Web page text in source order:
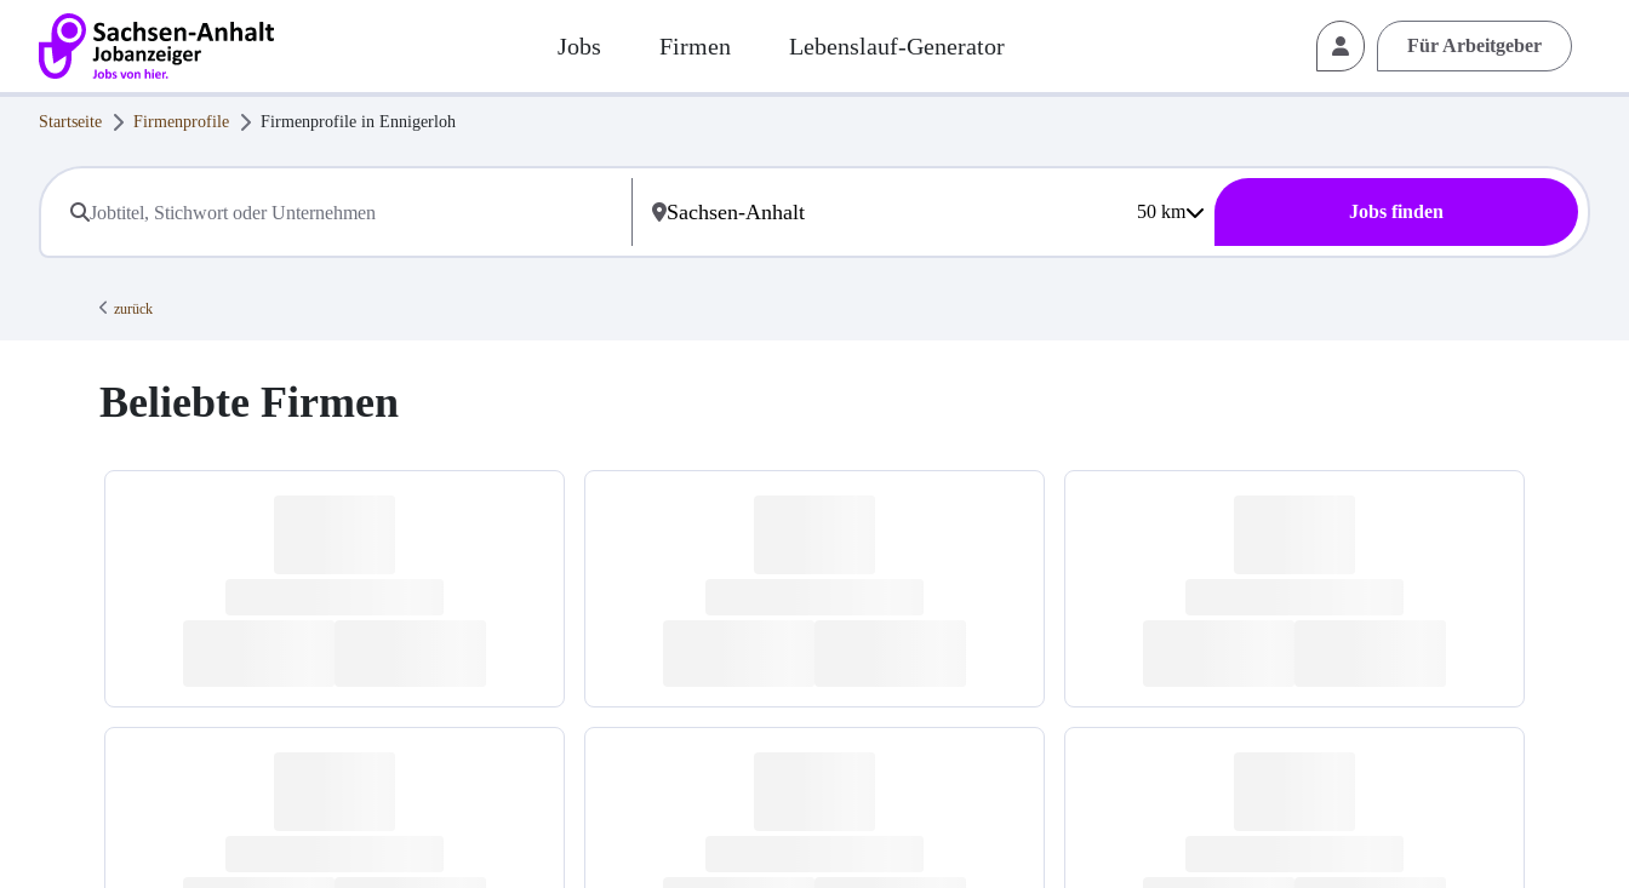
Jobs Firmen Lebenslauf-Generator Für Arbeitgeber
Startseite Firmenprofile Firmenprofile in Ennigerloh
50km Jobs finden
zurück
Beliebte Firmen